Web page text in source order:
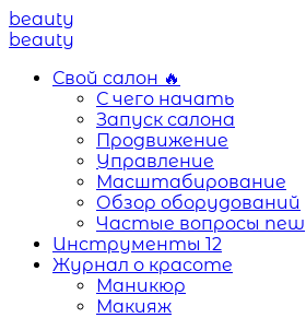
Menu
beauty
Search
Menu
beauty
Свой салон 🔥
С чего начать
Запуск салона
Продвижение
Управление
Масштабирование
Обзор оборудований
Частые вопросы new
Инструменты 12
Журнал о красоте
Маникюр
Макияж